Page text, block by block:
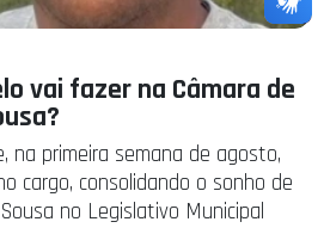
vai fazer na Câmara de
na primeira semana de agosto,
cargo, consolidando o sonho de
no Legislativo Municipal